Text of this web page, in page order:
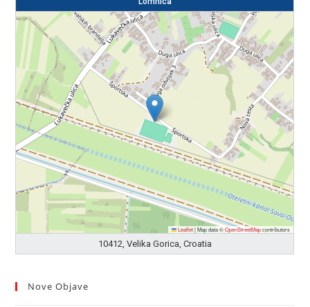
Leaflet |Map data ©OpenStreetMapcontributors
10412, Velika Gorica, Croatia
Nove Objave